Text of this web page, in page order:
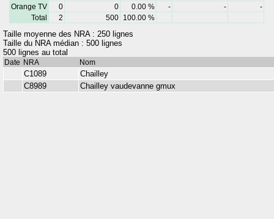
Orange TV
0 0 0.00 % - -
-
Total
2 500 100.00 %
Taille moyenne des NRA : 250 lignes
Taille du NRA médian : 500 lignes
500 lignes au total
Date NRA Nom
C1089
Chailley
C8989
Chailley vaudevanne gmux